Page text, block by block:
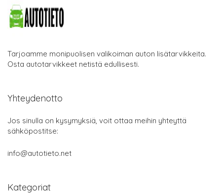
Tarjoamme monipuolisen valikoiman auton lisätarvikkeita.
Osta autotarvikkeet netistä edullisesti.
Yhteydenotto
Jos sinulla on kysymyksiä, voit ottaa meihin yhteyttä
sähköpostitse:
info@autotieto.net
Kategoriat